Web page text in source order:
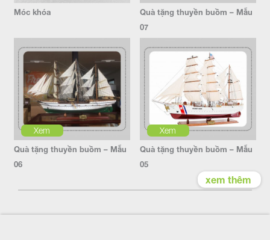
Móc khóa
Quà tặng thuyền buồm – Mẫu
07
Xem
Quà tặng thuyền buồm – Mẫu
06
Xem
Quà tặng thuyền buồm – Mẫu
05
xem thêm